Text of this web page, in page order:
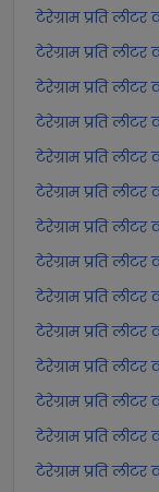
टेरेग्राम प्रति
टेरेग्राम प्रति
टेरेग्राम प्रति
टेरेग्राम प्रति
टेरेग्राम प्रति
टेरेग्राम प्रति
टेरेग्राम प्रति
टेरेग्राम प्रति
टेरेग्राम प्रति
टेरेग्राम प्रति
टेरेग्राम प्रति
टेरेग्राम प्रति
टेरेग्राम प्रति
टेरेग्राम प्रति